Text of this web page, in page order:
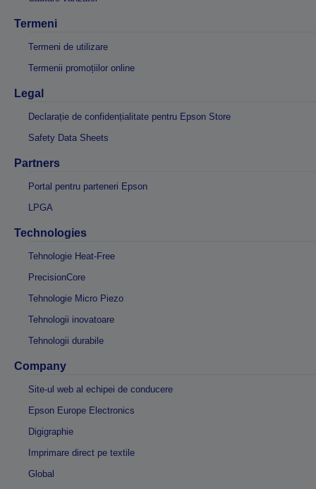
Termeni
Termeni de utilizare
Termenii promoțiilor online
Legal
Declarație de confidențialitate pentru Epson Store
Safety Data Sheets
Partners
Portal pentru parteneri Epson
LPGA
Technologies
Tehnologie Heat-Free
PrecisionCore
Tehnologie Micro Piezo
Tehnologii inovatoare
Tehnologii durabile
Company
Site-ul web al echipei de conducere
Epson Europe Electronics
Digigraphie
Imprimare direct pe textile
Global